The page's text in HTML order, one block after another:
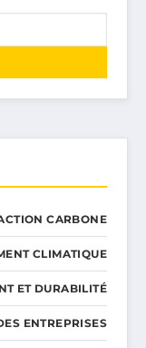
CARBONE
CLIMATIQUE
ET DURABILITÉ
ENTREPRISES